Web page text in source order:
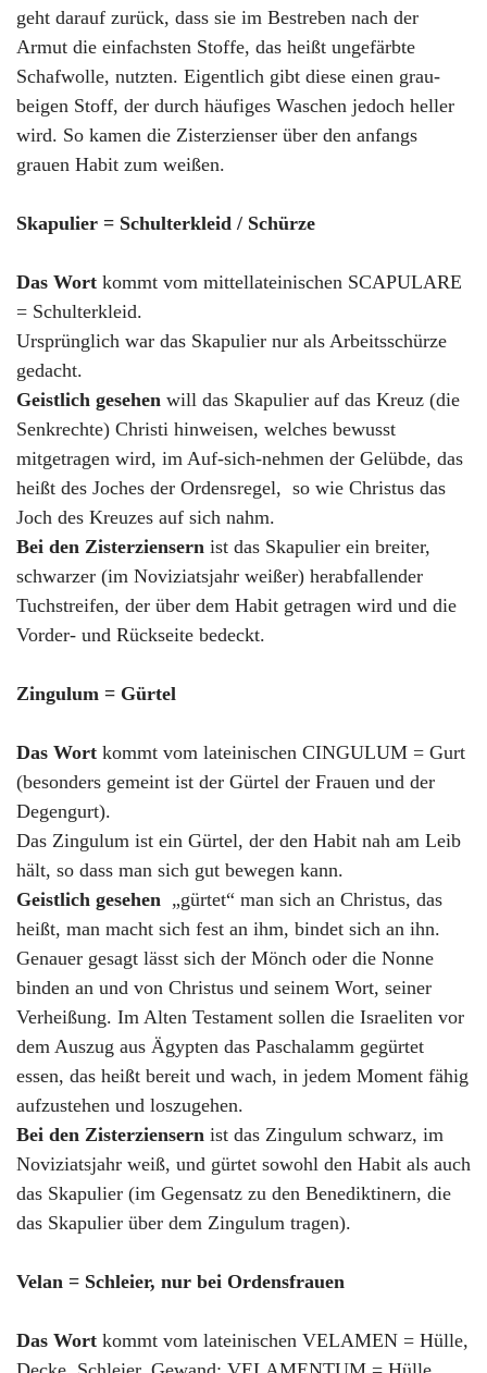
geht darauf zurück, dass sie im Bestreben nach der
Armut die einfachsten Stoffe, das heißt ungefärbte
Schafwolle, nutzten. Eigentlich gibt diese einen grau-
beigen Stoff, der durch häufiges Waschen jedoch heller
wird. So kamen die Zisterzienser über den anfangs
grauen Habit zum weißen.
Skapulier = Schulterkleid / Schürze
Das Wort kommt vom mittellateinischen SCAPULARE
= Schulterkleid.
Ursprünglich war das Skapulier nur als Arbeitsschürze
gedacht.
Geistlich gesehen will das Skapulier auf das Kreuz (die
Senkrechte) Christi hinweisen, welches bewusst
mitgetragen wird, im Auf-sich-nehmen der Gelübde, das
heißt des Joches der Ordensregel, so wie Christus das
Joch des Kreuzes auf sich nahm.
Bei den Zisterziensern ist das Skapulier ein breiter,
schwarzer (im Noviziatsjahr weißer) herabfallender
Tuchstreifen, der über dem Habit getragen wird und die
Vorder- und Rückseite bedeckt.
Zingulum = Gürtel
Das Wort kommt vom lateinischen CINGULUM = Gurt
(besonders gemeint ist der Gürtel der Frauen und der
Degengurt).
Das Zingulum ist ein Gürtel, der den Habit nah am Leib
hält, so dass man sich gut bewegen kann.
Geistlich gesehen „gürtet“ man sich an Christus, das
heißt, man macht sich fest an ihm, bindet sich an ihn.
Genauer gesagt lässt sich der Mönch oder die Nonne
binden an und von Christus und seinem Wort, seiner
Verheißung. Im Alten Testament sollen die Israeliten vor
dem Auszug aus Ägypten das Paschalamm gegürtet
essen, das heißt bereit und wach, in jedem Moment fähig
aufzustehen und loszugehen.
Bei den Zisterziensern ist das Zingulum schwarz, im
Noviziatsjahr weiß, und gürtet sowohl den Habit als auch
das Skapulier (im Gegensatz zu den Benediktinern, die
das Skapulier über dem Zingulum tragen).
Velan = Schleier, nur bei Ordensfrauen
Das Wort kommt vom lateinischen VELAMEN = Hülle,